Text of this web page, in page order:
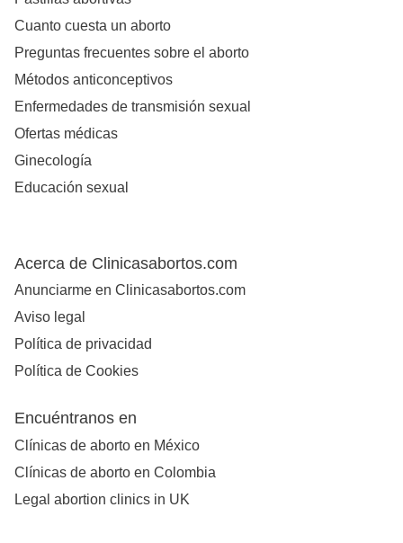
Cuanto cuesta un aborto
Preguntas frecuentes sobre el aborto
Métodos anticonceptivos
Enfermedades de transmisión sexual
Ofertas médicas
Ginecología
Educación sexual
Acerca de Clinicasabortos.com
Anunciarme en Clinicasabortos.com
Aviso legal
Política de privacidad
Política de Cookies
Encuéntranos en
Clínicas de aborto en México
Clínicas de aborto en Colombia
Legal abortion clinics in UK